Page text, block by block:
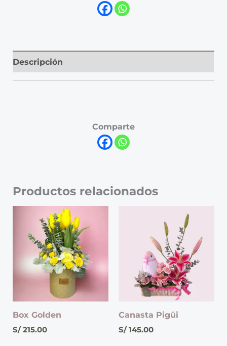
Descripción
Comparte
Productos relacionados
Box Golden
S/215.00
Canasta Pigüi
S/145.00